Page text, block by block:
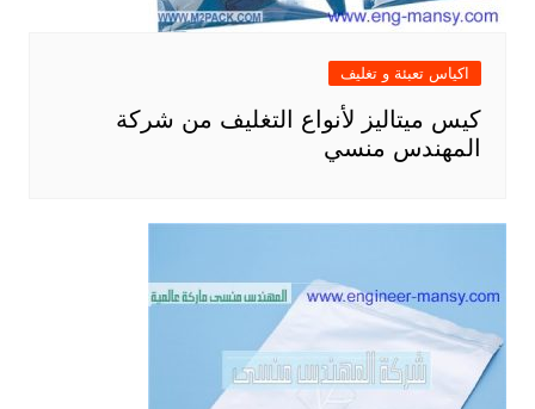
اكياس تعبئة و تغليف
كيس ميتاليز لأنواع التغليف من شركة
المهندس منسي